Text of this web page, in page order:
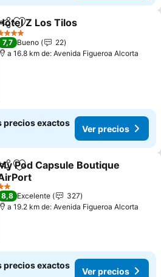
Agregar a favoritos
Z Los Tilos
Estrellas
7,7 Bueno
22
a 16.8 km de: Avenida Figueroa Alcorta
precios exactos
Ver precios
Agregar a favoritos
Pod Capsule Boutique
precios
Estrellas
8,8 Excelente
327
a 19.2 km de: Avenida Figueroa Alcorta
precios exactos
Ver precios